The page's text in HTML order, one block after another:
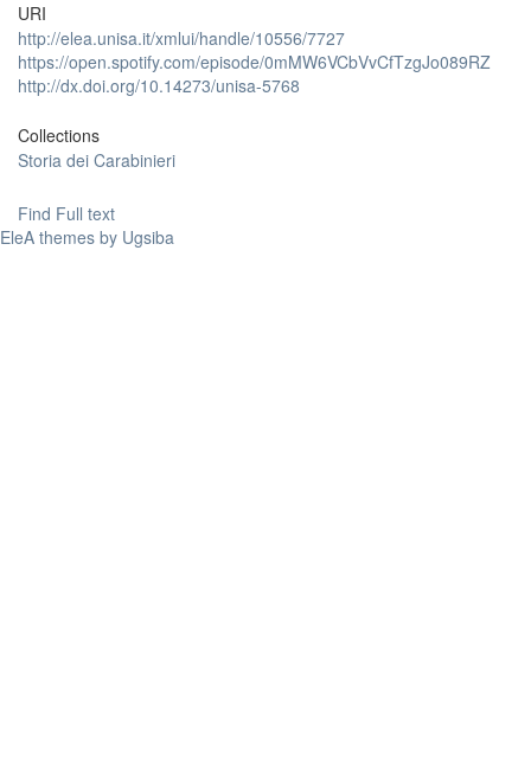
URI
http://elea.unisa.it/xmlui/handle/10556/7727
https://open.spotify.com/episode/0mMW6VCbVvCfTzgJo089RZ
http://dx.doi.org/10.14273/unisa-5768
Collections
Storia dei Carabinieri
Find Full text
EleA themes by Ugsiba